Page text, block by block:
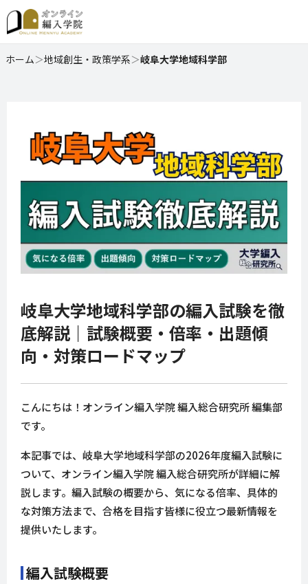
ホーム＞地域創生・政策学系＞岐阜大学地域科学部
岐阜大学地域科学部の編入試験を徹
底解説｜試験概要・倍率・出題傾
向・対策ロードマップ
こんにちは！オンライン編入学院 編入総合研究所 編集部
です。
本記事では、岐阜大学地域科学部の2026年度編入試験に
ついて、オンライン編入学院 編入総合研究所が詳細に解
説します。編入試験の概要から、気になる倍率、具体的
な対策方法まで、合格を目指す皆様に役立つ最新情報を
提供いたします。
編入試験概要